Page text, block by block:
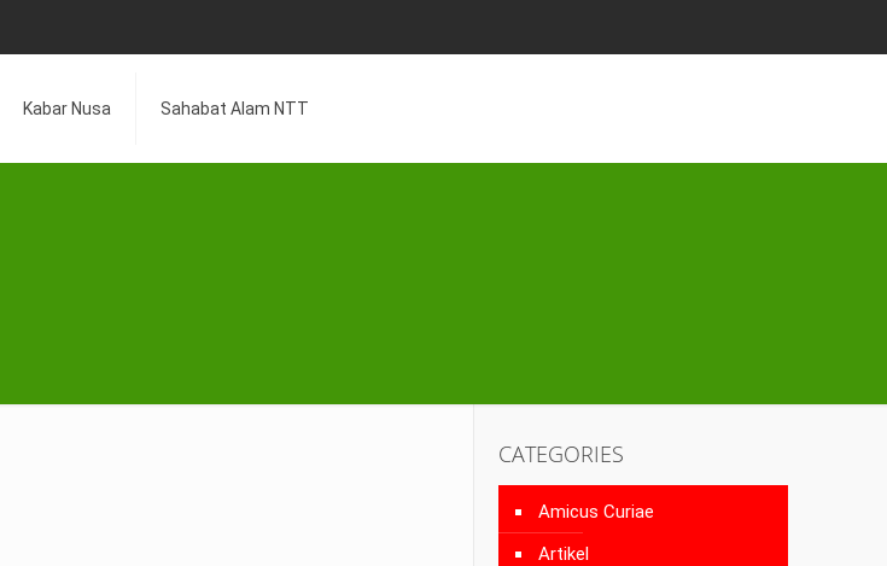
Kabar Nusa Sahabat Alam NTT
CATEGORIES
Amicus Curiae
Artikel